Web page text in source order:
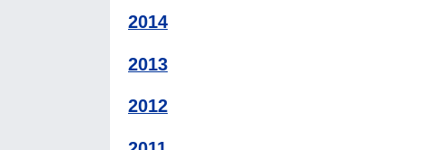
2014
2013
2012